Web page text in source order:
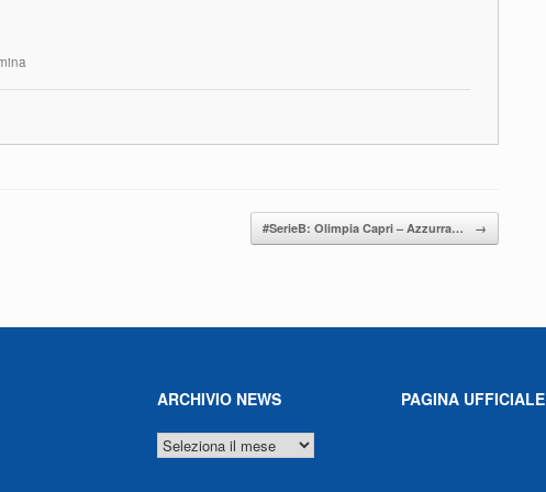
#SerieB: Olimpia Capri – Azzurra… →
ARCHIVIO NEWS
ARCHIVIO
NEWS
PAGINA UFFICIALE